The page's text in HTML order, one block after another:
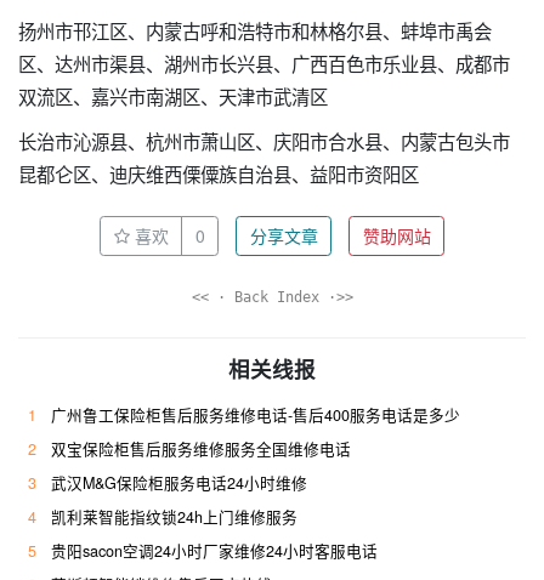
扬州市邗江区、内蒙古呼和浩特市和林格尔县、蚌埠市禹会
区、达州市渠县、湖州市长兴县、广西百色市乐业县、成都市
双流区、嘉兴市南湖区、天津市武清区
长治市沁源县、杭州市萧山区、庆阳市合水县、内蒙古包头市
昆都仑区、迪庆维西傈僳族自治县、益阳市资阳区
喜欢 0 分享文章 赞助网站
<< · Back Index ·>>
相关线报
1
广州鲁工保险柜售后服务维修电话-售后400服务电话是多少
2
双宝保险柜售后服务维修服务全国维修电话
3
武汉M&G保险柜服务电话24小时维修
4
凯利莱智能指纹锁24h上门维修服务
5
贵阳sacon空调24小时厂家维修24小时客服电话